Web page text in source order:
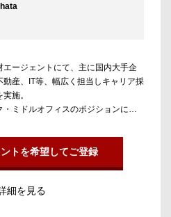
ージェントにて、主に国内大手企
産、IT等、幅広く担当しキャリア採
施。
ミドルオフィスのポジションにて
職支援に携わる。
新規サービス企画に携わり、ＨＲ
ャリアに前向きに取り組む個人の
参画。
トを希望してご登録
細を見る